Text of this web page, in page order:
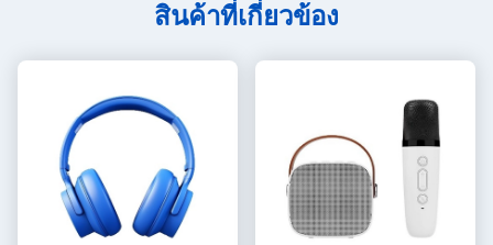
สินค้าที่เกี่ยวข้อง